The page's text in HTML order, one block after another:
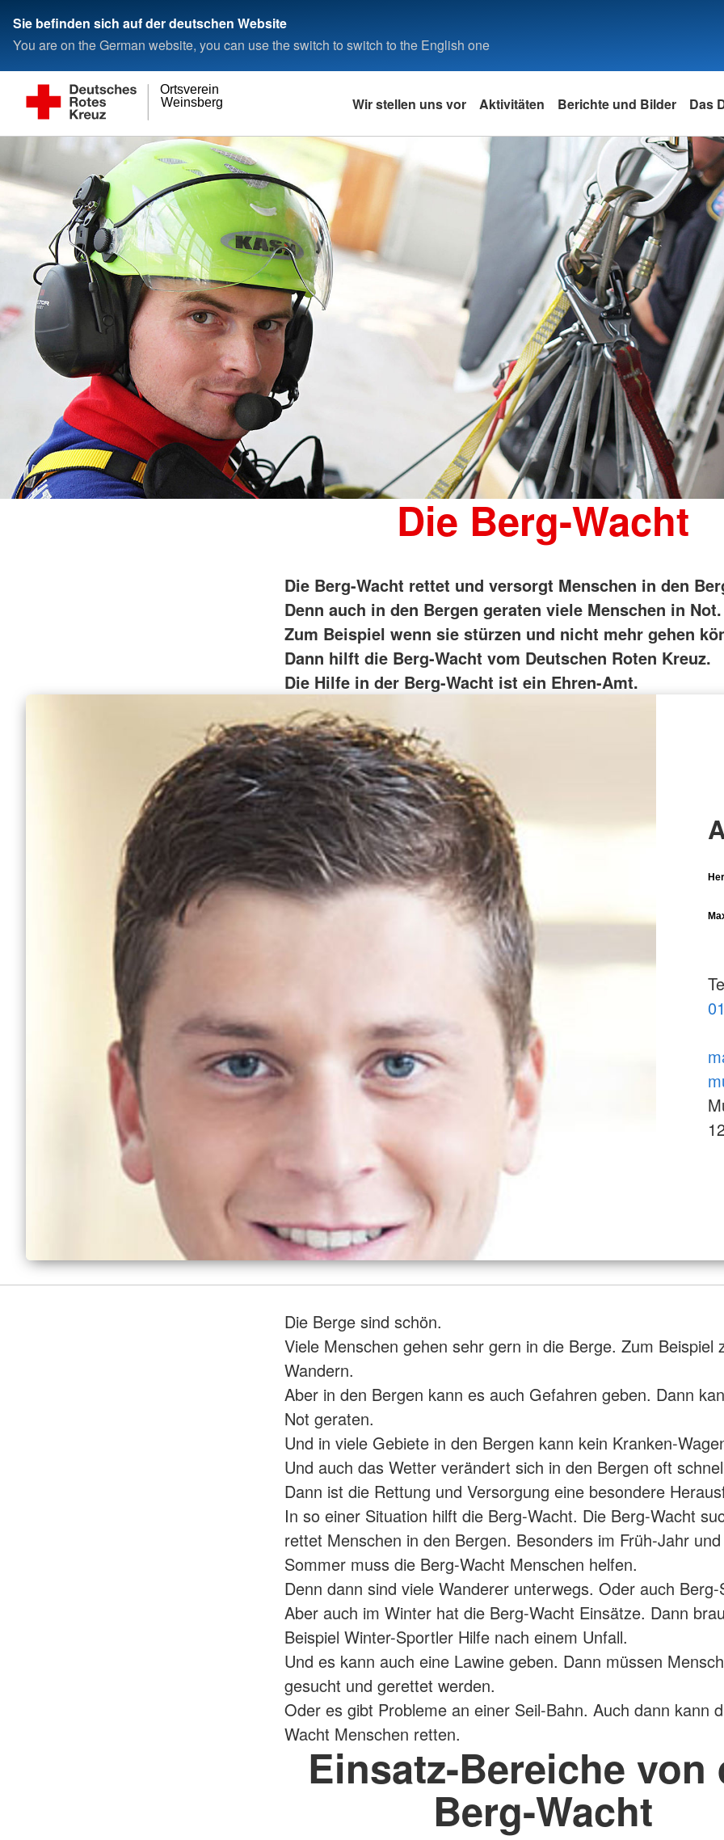
Sie befinden sich auf der deutschen Website
You are on the German website, you can use the switch to switch to the English one
Weinsberg
Ortsverein
Wir stellen uns vor Aktivitäten Berichte und Bilder Das
Die Berg-Wacht
Die Berg-Wacht rettet und versorgt Menschen in den
Denn auch in den Bergen geraten viele Menschen in Not.
Zum Beispiel wenn sie stürzen und nicht mehr gehen
Dann hilft die Berg-Wacht vom Deutschen Roten Kreuz.
Die Hilfe in der Berg-Wacht ist ein Ehren-Amt.
Die Berge sind schön.
Viele Menschen gehen sehr gern in die Berge. Zum Beispiel
Wandern.
Aber in den Bergen kann es auch Gefahren geben. Dann
Not geraten.
Und in viele Gebiete in den Bergen kann kein Kranken-
Und auch das Wetter verändert sich in den Bergen oft
Dann ist die Rettung und Versorgung eine besondere
In so einer Situation hilft die Berg-Wacht. Die Berg-Wacht
rettet Menschen in den Bergen. Besonders im Früh-Jahr
Sommer muss die Berg-Wacht Menschen helfen.
Denn dann sind viele Wanderer unterwegs. Oder auch Berg-
Aber auch im Winter hat die Berg-Wacht Einsätze. Dann
Beispiel Winter-Sportler Hilfe nach einem Unfall.
Und es kann auch eine Lawine geben. Dann müssen
gesucht und gerettet werden.
Oder es gibt Probleme an einer Seil-Bahn. Auch dann kann
Wacht Menschen retten.
Einsatz-Bereiche von
Berg-Wacht